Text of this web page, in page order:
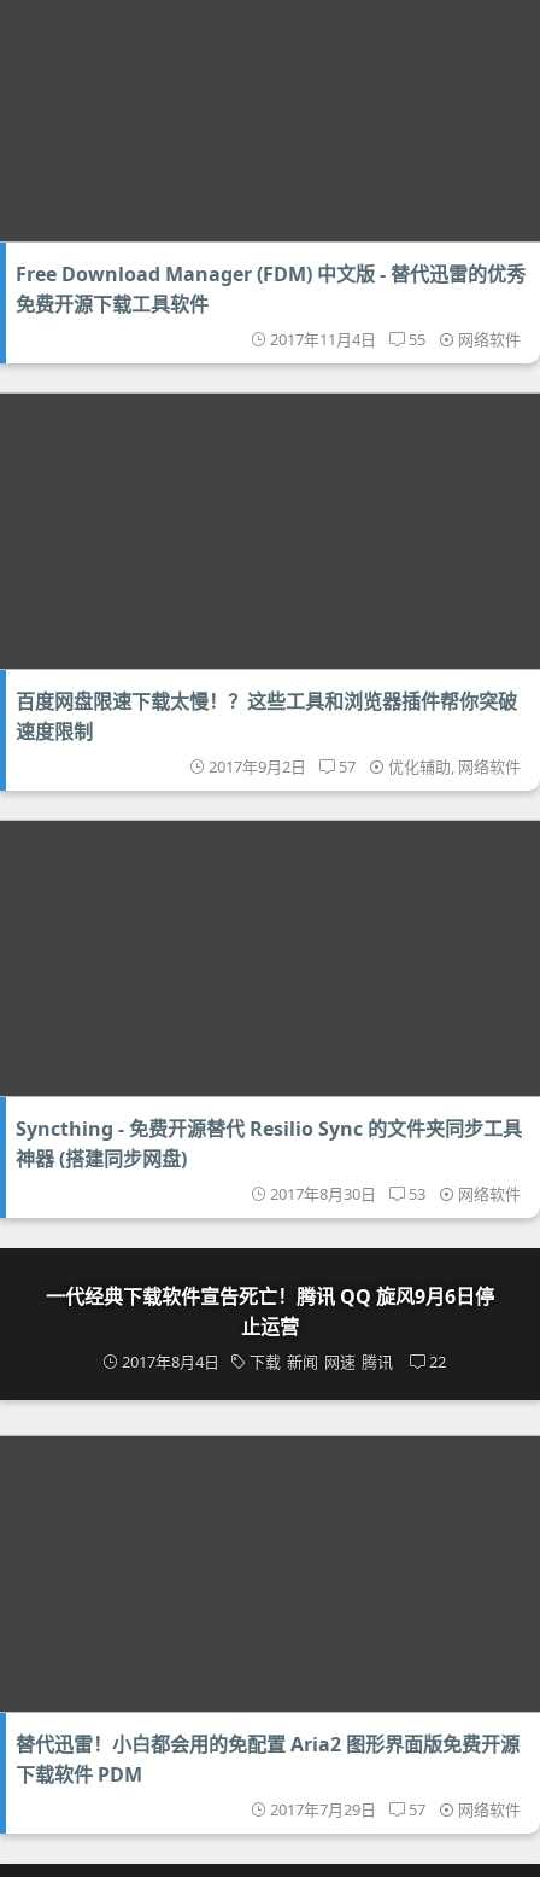
Free Download Manager (FDM) 中文版 - 替代迅雷的优秀
免费开源下载工具软件
2017年11月4日 55 网络软件
百度网盘限速下载太慢！？这些工具和浏览器插件帮你突破
速度限制
2017年9月2日 57 优化辅助, 网络软件
Syncthing - 免费开源替代 Resilio Sync 的文件夹同步工具
神器 (搭建同步网盘)
2017年8月30日 53 网络软件
一代经典下载软件宣告死亡！腾讯 QQ 旋风9月6日停
止运营
2017年8月4日 下载 新闻 网速 腾讯 22
替代迅雷！小白都会用的免配置 Aria2 图形界面版免费开源
下载软件 PDM
2017年7月29日 57 网络软件